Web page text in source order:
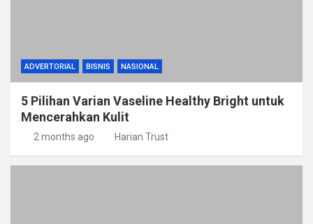
ADVERTORIAL BISNIS NASIONAL
5 Pilihan Varian Vaseline Healthy Bright untuk
Mencerahkan Kulit
2 months ago Harian Trust